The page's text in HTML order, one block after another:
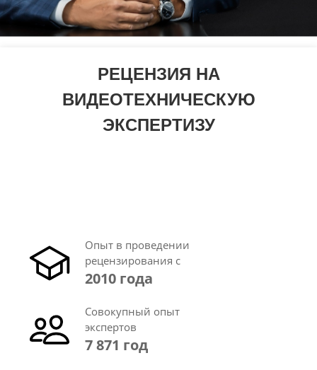
РЕЦЕНЗИЯ НА
ВИДЕОТЕХНИЧЕСКУЮ
ЭКСПЕРТИЗУ
Опыт в проведении
рецензирования с
2010 года
Совокупный опыт
экспертов
7 871 год